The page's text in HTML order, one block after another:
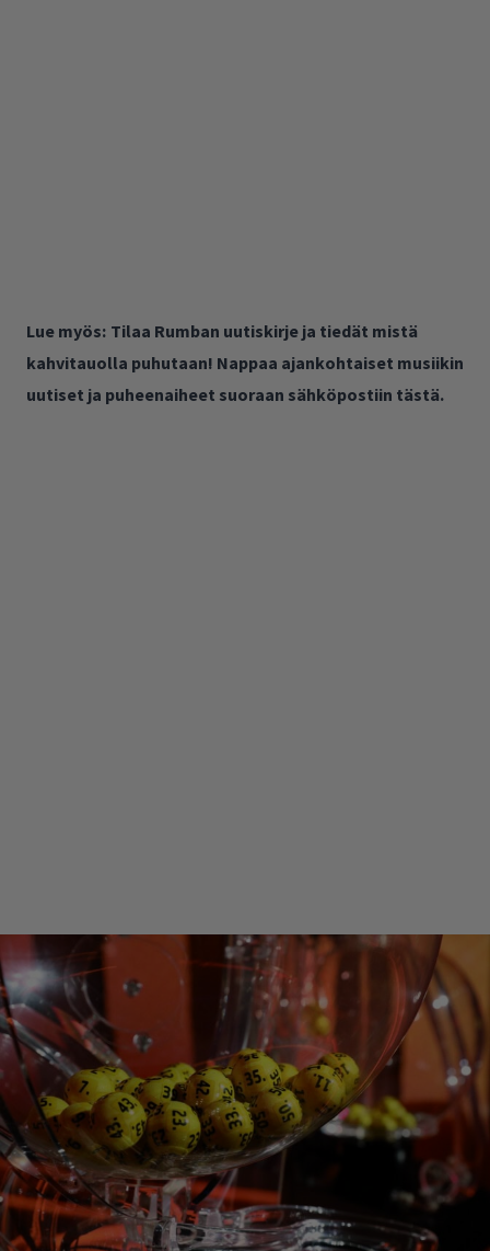
Lue myös: Tilaa Rumban uutiskirje ja tiedät mistä
kahvitauolla puhutaan! Nappaa ajankohtaiset musiikin
uutiset ja puheenaiheet suoraan sähköpostiin tästä.